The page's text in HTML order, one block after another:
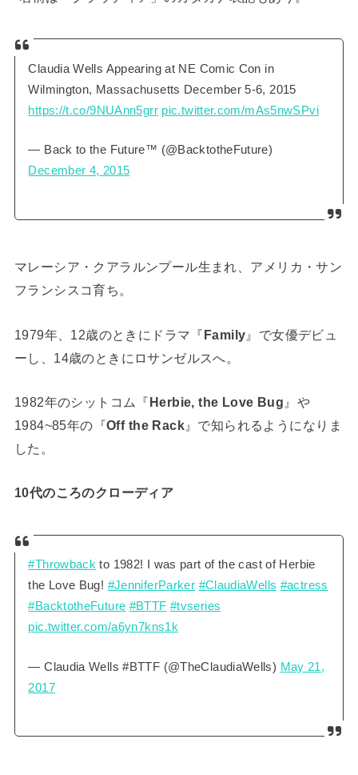
Claudia Wells Appearing at NE Comic Con in
Wilmington, Massachusetts December 5-6, 2015
https://t.co/9NUAnn5grr pic.twitter.com/mAs5nwSPvi
— Back to the Future™ (@BacktotheFuture)
December 4, 2015
マレーシア・クアラルンプール生まれ、アメリカ・サン
フランシスコ育ち。
1979年、12歳のときにドラマ『Family 』で女優デビュ
ーし、14歳のときにロサンゼルスへ。
1982年のシットコム『Herbie, the Love Bug 』や
1984~85年の『Off the Rack』で知られるようになりま
した。
10代のころのクローディア
#Throwback to 1982! I was part of the cast of Herbie
the Love Bug! #JenniferParker #ClaudiaWells #actress
#BacktotheFuture #BTTF #tvseries
pic.twitter.com/a6yn7kns1k
— Claudia Wells #BTTF (@TheClaudiaWells) May 21,
2017